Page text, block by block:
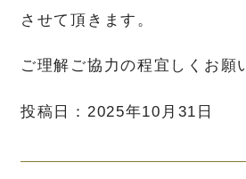
させて頂きます。
ご理解ご協力の程宜しくお願
投稿日：2025年10月31日